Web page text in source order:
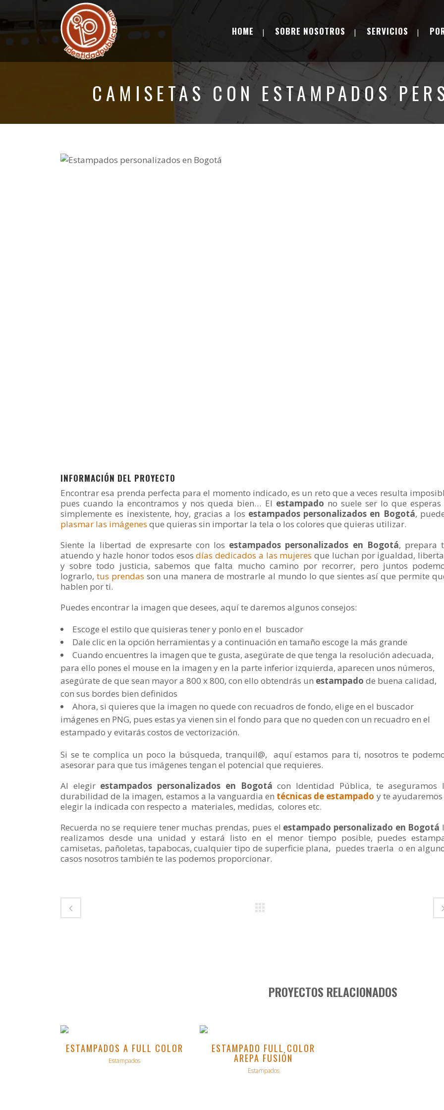
HOME SOBRE NOSOTROS SERVICIOS
CAMISETAS CON ESTAMPADOS
INFORMACIÓN DEL PROYECTO
Encontrar esa prenda perfecta para el momento indicado, es un reto que a veces resulta
pues cuando la encontramos y nos queda bien… El estampado no suele ser lo que esperas
simplemente es inexistente, hoy, gracias a los estampados personalizados en Bogotá,
plasmar las imágenes que quieras sin importar la tela o los colores que quieras utilizar.
Siente la libertad de expresarte con los estampados personalizados en Bogotá, prepara
atuendo y hazle honor todos esosdías dedicados a las mujeres que luchan por igualdad,
y sobre todo justicia, sabemos que falta mucho camino por recorrer, pero juntos
lograrlo,tus prendasson una manera de mostrarle al mundo lo que sientes así que permite
hablen por ti.
Puedes encontrar la imagen que desees, aquí te daremos algunos consejos:
Escoge el estilo que quisieras tener y ponlo en el buscador
Dale clic en la opción herramientas y a continuación en tamaño escoge la más grande
Cuando encuentres la imagen que te gusta, asegúrate de que tenga la resolución adecuada,
para ello pones el mouse en la imagen y en la parte inferior izquierda, aparecen unos números,
asegúrate de que sean mayor a 800 x 800, con ello obtendrás un estampado de buena calidad,
con sus bordes bien definidos
Ahora, si quieres que la imagen no quede con recuadros de fondo, elige en el buscador
imágenes en PNG, pues estas ya vienen sin el fondo para que no queden con un recuadro en el
estampado y evitarás costos de vectorización.
Si se te complica un poco la búsqueda, tranquil@, aquí estamos para ti, nosotros te
asesorar para que tus imágenes tengan el potencial que requieres.
Al elegir estampados personalizados en Bogotá con Identidad Pública, te aseguramos
durabilidad de la imagen, estamos a la vanguardia en técnicas de estampado y te ayudaremos
elegir la indicada con respecto a materiales, medidas, colores etc.
Recuerda no se requiere tener muchas prendas, pues el estampado personalizado en Bogotá
realizamos desde una unidad y estará listo en el menor tiempo posible, puedes
camisetas, pañoletas, tapabocas, cualquier tipo de superficie plana, puedes traerla o en
casos nosotros también te las podemos proporcionar.
PROYECTOS RELACIONADOS
ESTAMPADOS A FULL COLOR
Estampados
ESTAMPADO FULL COLOR
AREPA FUSIÓN
Estampados